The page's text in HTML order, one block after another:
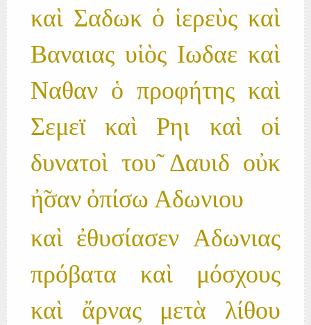
καὶ Σαδωκ ὁ ἱερεὺς καὶ
Βαναιας υἱὸς Ιωδαε καὶ
Ναθαν ὁ προφήτης καὶ
Σεμεϊ καὶ Ρηι καὶ οἱ
δυνατοὶ του̃ Δαυιδ οὐκ
ἠ̃σαν ὀπίσω Αδωνιου
καὶ ἐθυσίασεν Αδωνιας
πρόβατα καὶ μόσχους
καὶ ἄρνας μετὰ λίθου